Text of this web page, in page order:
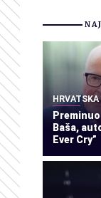
HRVATSKA
Baša,
Ever Cry”